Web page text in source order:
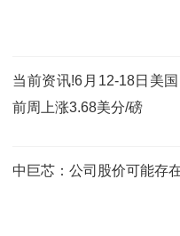
当前资讯!6月12-18日美
前周上涨3.68美分/磅
中巨芯：公司股价可能存